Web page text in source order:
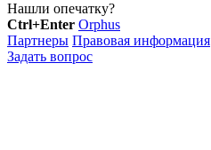
Нашли опечатку?
Ctrl+Enter Orphus
Партнеры Правовая информация
Задать вопрос